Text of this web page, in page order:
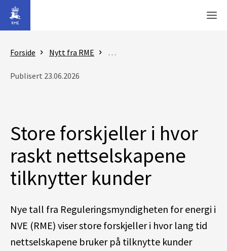
Gå til hovedinnhold
Forside Nytt fra RME Nyheter -
Publisert 23.06.2026
Store forskjeller i hvor
raskt nettselskapene
tilknytter kunder
Nye tall fra Reguleringsmyndigheten for energi i
NVE (RME) viser store forskjeller i hvor lang tid
nettselskapene bruker på tilknytte kunder